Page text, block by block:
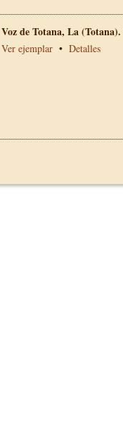
Voz de Totana, La (Totana).
Ver ejemplar • Detalles